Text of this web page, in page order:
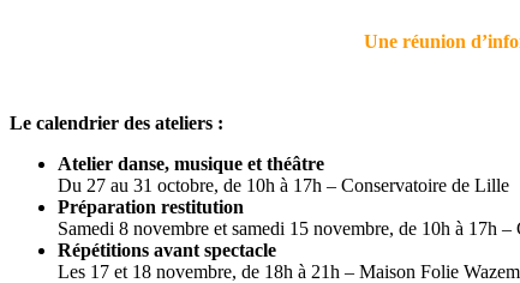
Une réunion
Le calendrier des ateliers :
Atelier danse, musique et théâtre
Du 27 au 31 octobre, de 10h à 17h – Conservatoire de Lille
Préparation restitution
Samedi 8 novembre et samedi 15 novembre, de 10h à 17h
Répétitions avant spectacle
Les 17 et 18 novembre, de 18h à 21h – Maison Folie